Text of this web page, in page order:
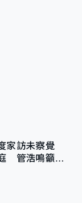
家訪未察覺
管浩鳴籲加